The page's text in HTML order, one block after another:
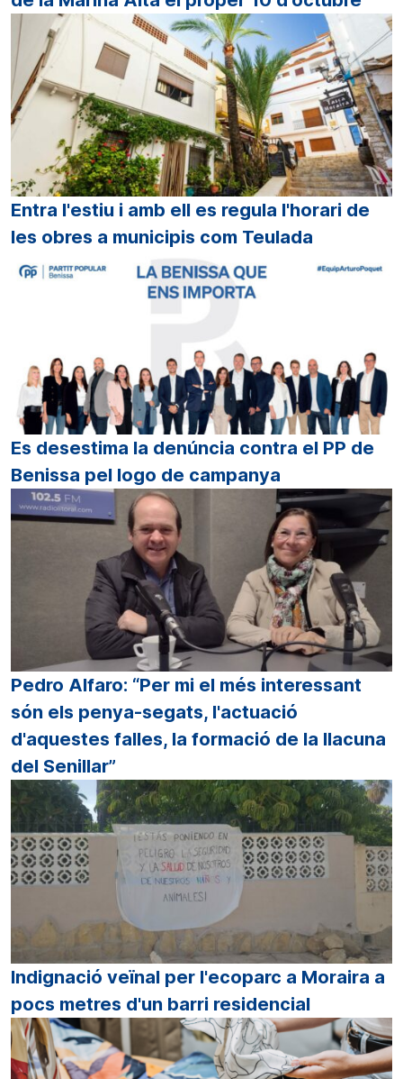
Entra l'estiu i amb ell es regula l'horari de
les obres a municipis com Teulada
Es desestima la denúncia contra el PP de
Benissa pel logo de campanya
Pedro Alfaro: “Per mi el més interessant
són els penya-segats, l'actuació
d'aquestes falles, la formació de la llacuna
del Senillar”
Indignació veïnal per l'ecoparc a Moraira a
pocs metres d'un barri residencial